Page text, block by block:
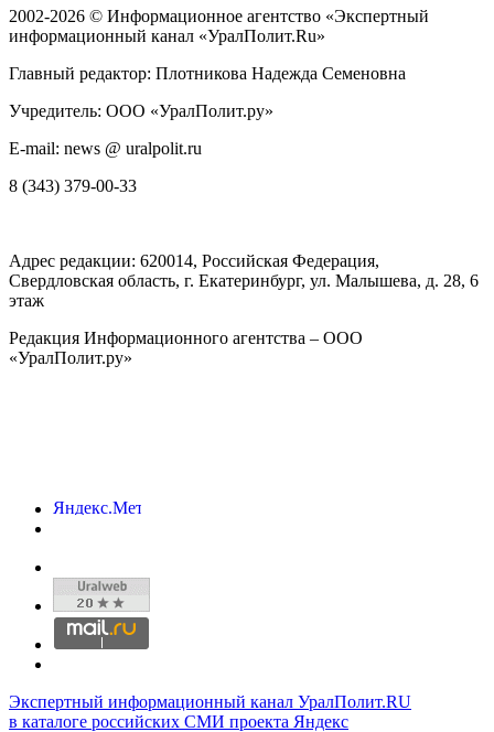
2002-2026 © Информационное агентство «Экспертный
информационный канал «УралПолит.Ru»
Главный редактор: Плотникова Надежда Семеновна
Учредитель: ООО «УралПолит.ру»
E-mail: news @ uralpolit.ru
8 (343) 379-00-33
Адрес редакции: 620014, Российская Федерация,
Свердловская область, г. Екатеринбург, ул. Малышева, д. 28, 6
этаж
Редакция Информационного агентства – ООО
«УралПолит.ру»
Экспертный информационный канал УралПолит.RU
в каталоге российских СМИ проекта Яндекс